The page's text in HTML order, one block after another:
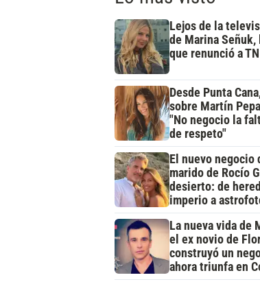
Lejos de la
de Marina
que renunció a TN
Desde Punta
sobre Martín
"No negocio la
de respeto"
El nuevo negocio
marido de Rocío
desierto: de
imperio a
La nueva vida de
el ex novio de
construyó un
ahora triunfa en